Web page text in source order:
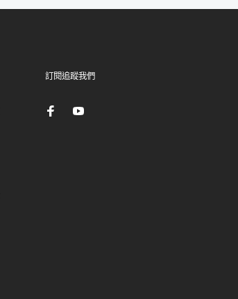
訂閱追蹤我們